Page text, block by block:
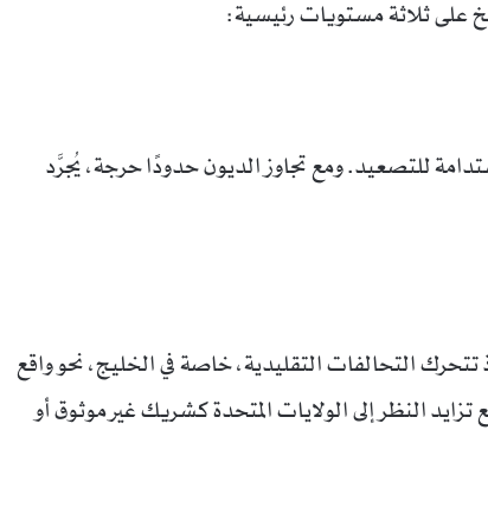
على ثلاثة مستويات رئيسية:
للتصعيد. ومع تجاوز الديون حدودًا حرجة، يُجرَّد
تتحرك التحالفات التقليدية، خاصة في الخليج، نحو واقع
النظر إلى الولايات المتحدة كشريك غير موثوق أو